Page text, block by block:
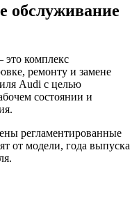
обслуживание
комплекс
ремонту и замене
Audi с целью
состоянии и
регламентированные
от модели, года выпуска